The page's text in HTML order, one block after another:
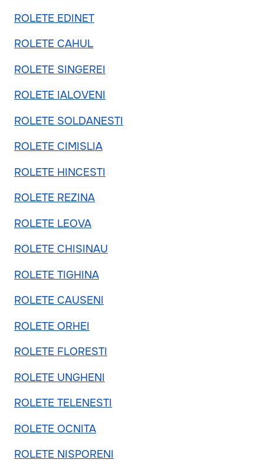
ROLETE EDINET
ROLETE CAHUL
ROLETE SINGEREI
ROLETE IALOVENI
ROLETE SOLDANESTI
ROLETE CIMISLIA
ROLETE HINCESTI
ROLETE REZINA
ROLETE LEOVA
ROLETE CHISINAU
ROLETE TIGHINA
ROLETE CAUSENI
ROLETE ORHEI
ROLETE FLORESTI
ROLETE UNGHENI
ROLETE TELENESTI
ROLETE OCNITA
ROLETE NISPORENI